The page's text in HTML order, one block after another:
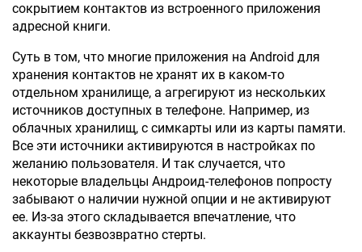
сокрытием контактов из встроенного приложения
адресной книги.
Суть в том, что многие приложения на Android для
хранения контактов не хранят их в каком-то
отдельном хранилище, а агрегируют из нескольких
источников доступных в телефоне. Например, из
облачных хранилищ, с симкарты или из карты памяти.
Все эти источники активируются в настройках по
желанию пользователя. И так случается, что
некоторые владельцы Андроид-телефонов попросту
забывают о наличии нужной опции и не активируют
ее. Из-за этого складывается впечатление, что
аккаунты безвозвратно стерты.